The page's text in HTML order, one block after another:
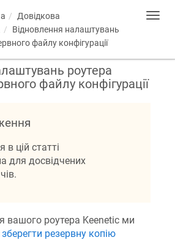
Довідкова
Відновлення налаштувань
файлу конфігурації
роутера
файлу конфігурації
в цій статті
для досвідчених
вашого роутера Keenetic ми
зберегти резервну копію